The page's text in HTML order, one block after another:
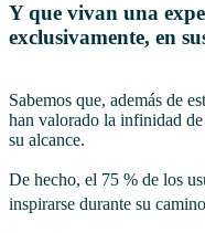
Y que vivan una
exclusivamente, en
Sabemos que, además de
han valorado la infinidad
su alcance.
De hecho, el 75 % de los
inspirarse durante su